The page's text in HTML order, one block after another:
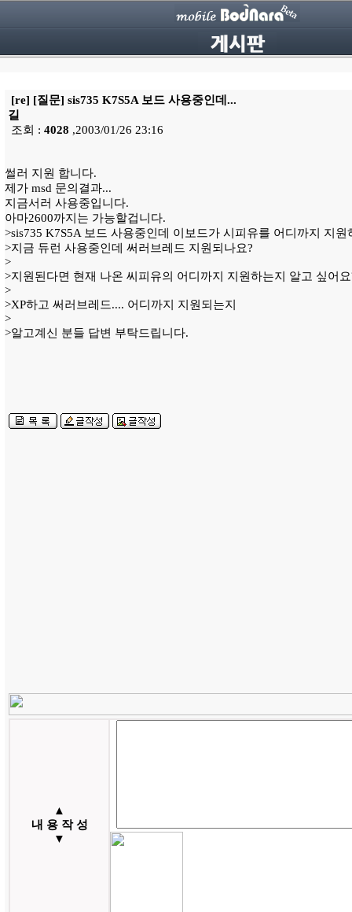
[re] [질문] sis735 K7S5A 보드 사용중인데...
길
조회 : 4028 ,2003/01/26 23:16
썰러 지원 합니다.
제가 msd 문의결과...
지금서러 사용중입니다.
아마2600까지는 가능할겁니다.
>sis735 K7S5A 보드 사용중인데 이보드가 시피유를 어디까지 지
>지금 듀런 사용중인데 써러브레드 지원되나요?
>
>지원된다면 현재 나온 씨피유의 어디까지 지원하는지 알고 싶어
>
>XP하고 써러브레드.... 어디까지 지원되는지
>
>알고계신 분들 답변 부탁드립니다.
▲
내 용 작 성
▼